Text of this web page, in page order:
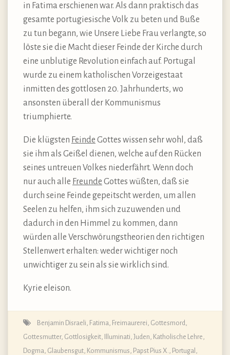
in Fatima erschienen war. Als dann praktisch das
gesamte portugiesische Volk zu beten und Buße
zu tun begann, wie Unsere Liebe Frau verlangte, so
löste sie die Macht dieser Feinde der Kirche durch
eine unblutige Revolution einfach auf. Portugal
wurde zu einem katholischen Vorzeigestaat
inmitten des gottlosen 20. Jahrhunderts, wo
ansonsten überall der Kommunismus
triumphierte.
Die klügsten Feinde Gottes wissen sehr wohl, daß
sie ihm als Geißel dienen, welche auf den Rücken
seines untreuen Volkes niederfährt. Wenn doch
nur auch alle Freunde Gottes wüßten, daß sie
durch seine Feinde gepeitscht werden, um allen
Seelen zu helfen, ihm sich zuzuwenden und
dadurch in den Himmel zu kommen, dann
würden alle Verschwörungstheorien den richtigen
Stellenwert erhalten: weder wichtiger noch
unwichtiger zu sein als sie wirklich sind.
Kyrie eleison.
Benjamin Disraeli Fatima Freimaurerei Gottesmord
Gottesmutter, Gottlosigkeit Illuminati Juden Katholische Lehre,
Dogma, Glaubensgut Kommunismus Papst Pius X. Portugal